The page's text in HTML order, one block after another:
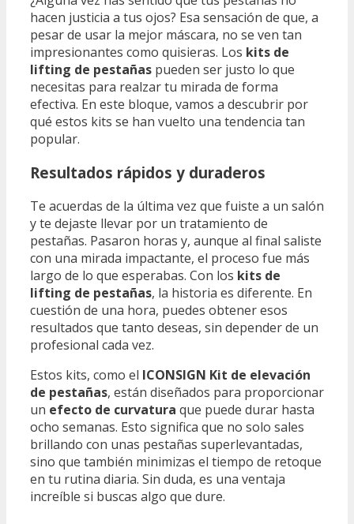
hacen justicia a tus ojos? Esa sensación de que, a
pesar de usar la mejor máscara, no se ven tan
impresionantes como quisieras. Los kits de
lifting de pestañas pueden ser justo lo que
necesitas para realzar tu mirada de forma
efectiva. En este bloque, vamos a descubrir por
qué estos kits se han vuelto una tendencia tan
popular.
Resultados rápidos y duraderos
Te acuerdas de la última vez que fuiste a un salón
y te dejaste llevar por un tratamiento de
pestañas. Pasaron horas y, aunque al final saliste
con una mirada impactante, el proceso fue más
largo de lo que esperabas. Con los kits de
lifting de pestañas, la historia es diferente. En
cuestión de una hora, puedes obtener esos
resultados que tanto deseas, sin depender de un
profesional cada vez.
Estos kits, como el ICONSIGN Kit de elevación
de pestañas, están diseñados para proporcionar
un efecto de curvatura que puede durar hasta
ocho semanas. Esto significa que no solo sales
brillando con unas pestañas superlevantadas,
sino que también minimizas el tiempo de retoque
en tu rutina diaria. Sin duda, es una ventaja
increíble si buscas algo que dure.